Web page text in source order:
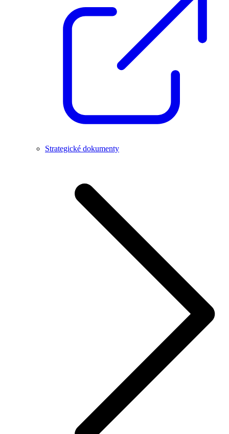
Strategické dokumenty